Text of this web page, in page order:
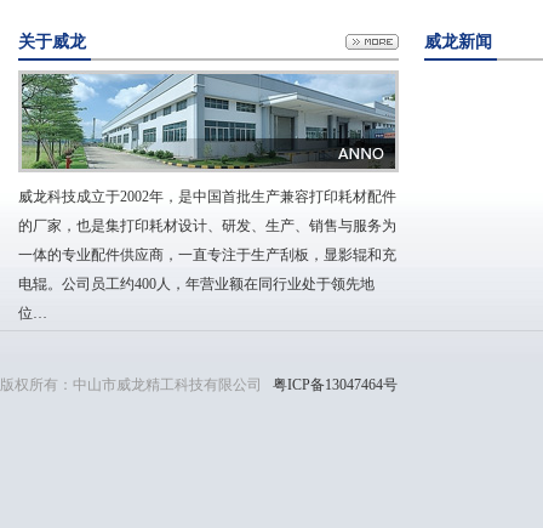
关于威龙
威龙科技成立于2002年，是中国首批生产兼容打印耗材配件
的厂家，也是集打印耗材设计、研发、生产、销售与服务为
一体的专业配件供应商，一直专注于生产刮板，显影辊和充
电辊。公司员工约400人，年营业额在同行业处于领先地
位…
威龙新闻
版权所有：中山市威龙精工科技有限公司 粤ICP备13047464号